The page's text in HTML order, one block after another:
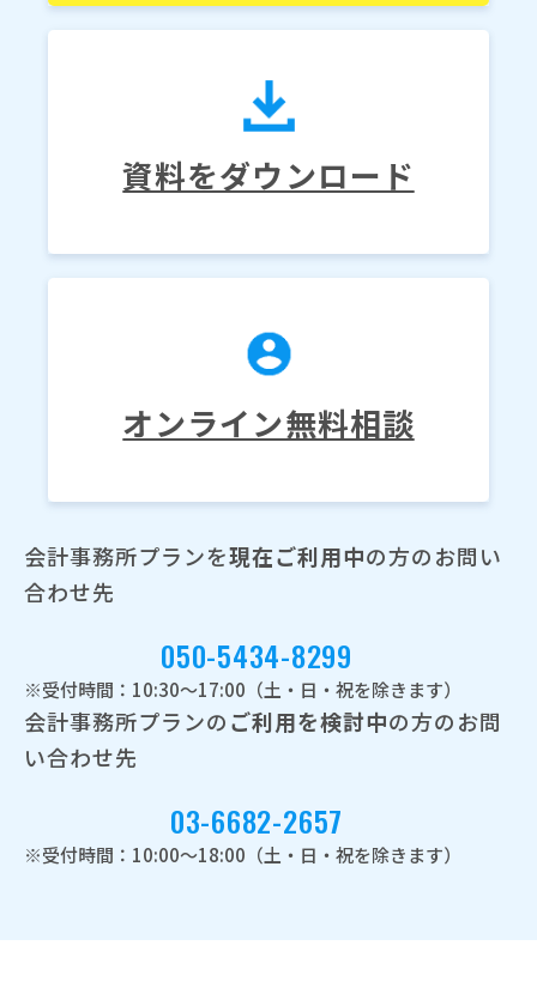
資料をダウンロード
オンライン無料相談
会計事務所プランを現在ご利用中の方のお問い
合わせ先
050-5434-8299
※受付時間：10:30～17:00（土・日・祝を除きます）
会計事務所プランのご利用を検討中の方のお問
い合わせ先
03-6682-2657
※受付時間：10:00～18:00（土・日・祝を除きます）